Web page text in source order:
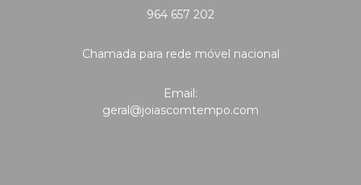
964 657 202
Chamada para rede móvel nacional
Email:
geral@joiascomtempo.com